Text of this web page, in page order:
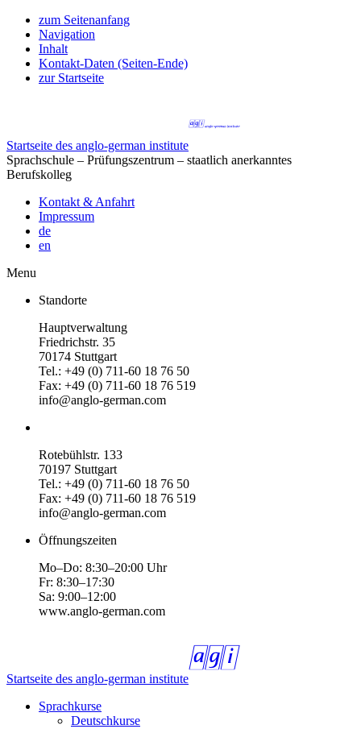
zum Seitenanfang
Navigation
Inhalt
Kontakt-Daten (Seiten-Ende)
zur Startseite
Startseite des anglo-german institute
Sprachschule – Prüfungszentrum – staatlich anerkanntes
Berufskolleg
Kontakt & Anfahrt
Impressum
de
en
Menu
Standorte
Hauptverwaltung
Friedrichstr. 35
70174 Stuttgart
Tel.: +49 (0) 711-60 18 76 50
Fax: +49 (0) 711-60 18 76 519
info@anglo-german.com
Rotebühlstr. 133
70197 Stuttgart
Tel.: +49 (0) 711-60 18 76 50
Fax: +49 (0) 711-60 18 76 519
info@anglo-german.com
Öffnungszeiten
Mo–Do: 8:30–20:00 Uhr
Fr: 8:30–17:30
Sa: 9:00–12:00
www.anglo-german.com
Startseite des anglo-german institute
Sprachkurse
Deutschkurse